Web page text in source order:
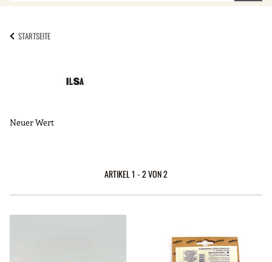
STARTSEITE
Neuer Wert
ARTIKEL 1 - 2 VON 2